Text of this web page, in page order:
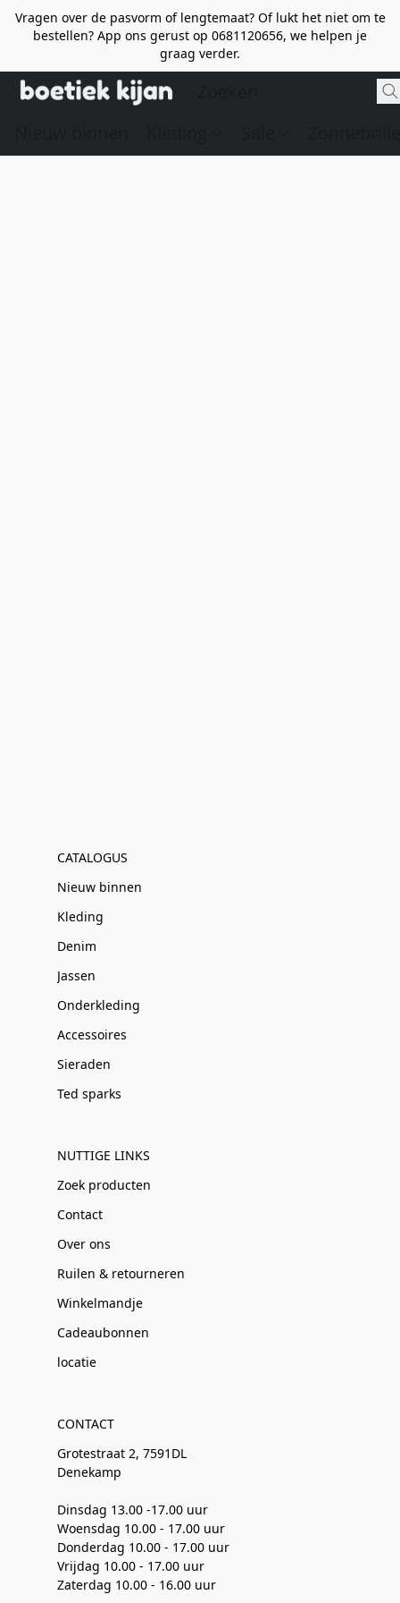
Vragen over de pasvorm of lengtemaat? Of lukt het niet om te
bestellen? App ons gerust op 0681120656, we helpen je
graag verder.
CATALOGUS
Nieuw binnen
Kleding
Denim
Jassen
Onderkleding
Accessoires
Sieraden
Ted sparks
NUTTIGE LINKS
Zoek producten
Contact
Over ons
Ruilen & retourneren
Winkelmandje
Cadeaubonnen
locatie
CONTACT
Grotestraat 2, 7591DL
Denekamp
Dinsdag 13.00 -17.00 uur
Woensdag 10.00 - 17.00 uur
Donderdag 10.00 - 17.00 uur
Vrijdag 10.00 - 17.00 uur
Zaterdag 10.00 - 16.00 uur